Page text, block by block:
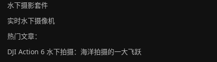
水下摄影套件
实时水下摄像机
热门文章：
DJI Action 6 水下拍摄：海洋拍摄的一大飞跃